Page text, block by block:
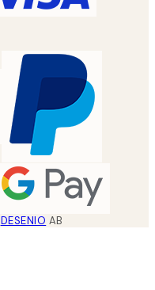
DESENIO AB